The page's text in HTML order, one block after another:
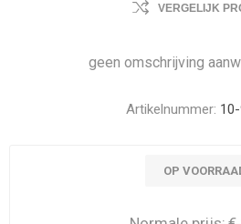
VERGELIJK
geen omschrijving
Artikelnummer:
OP